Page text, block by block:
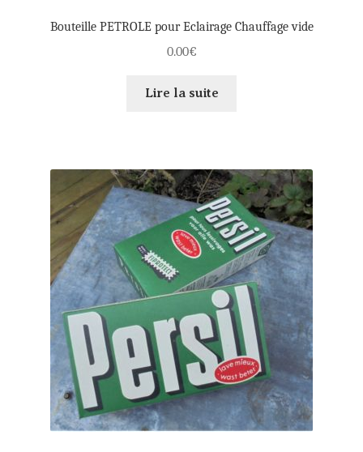
Bouteille PETROLE pour Eclairage Chauffage vide
0.00€
Lire la suite